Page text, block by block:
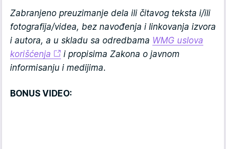
Zabranjeno preuzimanje dela ili čitavog teksta i/ili
fotografija/videa, bez navođenja i linkovanja izvora
i autora, a u skladu sa odredbama WMG uslova
korišćenja
i propisima Zakona o javnom
informisanju i medijima.
BONUS VIDEO: